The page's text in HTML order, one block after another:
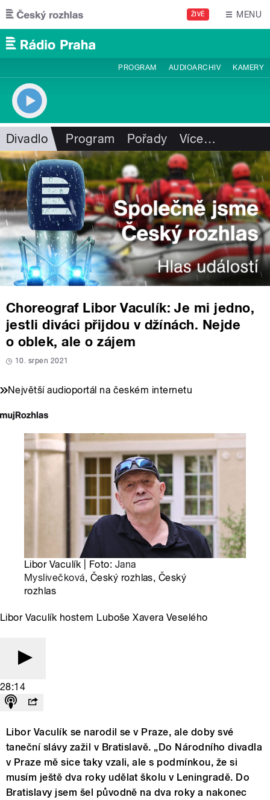
Přejít k hlavnímu obsahu
ŽIVĚ MENU
PROGRAM AUDIOARCHIV KAMERY
Divadlo Program Pořady Více…
Choreograf Libor Vaculík: Je mi jedno,
jestli diváci přijdou v džínách. Nejde
o oblek, ale o zájem
10. srpen 2021
Největší audioportál na českém internetu
Libor Vaculík | Foto: Jana
Myslivečková, Český rozhlas, Český
rozhlas
Libor Vaculík hostem Luboše Xavera Veselého
28:14
Libor Vaculík se narodil se v Praze, ale doby své
taneční slávy zažil v Bratislavě. „Do Národního divadla
v Praze mě sice taky vzali, ale s podmínkou, že si
musím ještě dva roky udělat školu v Leningradě. Do
Bratislavy jsem šel původně na dva roky a nakonec